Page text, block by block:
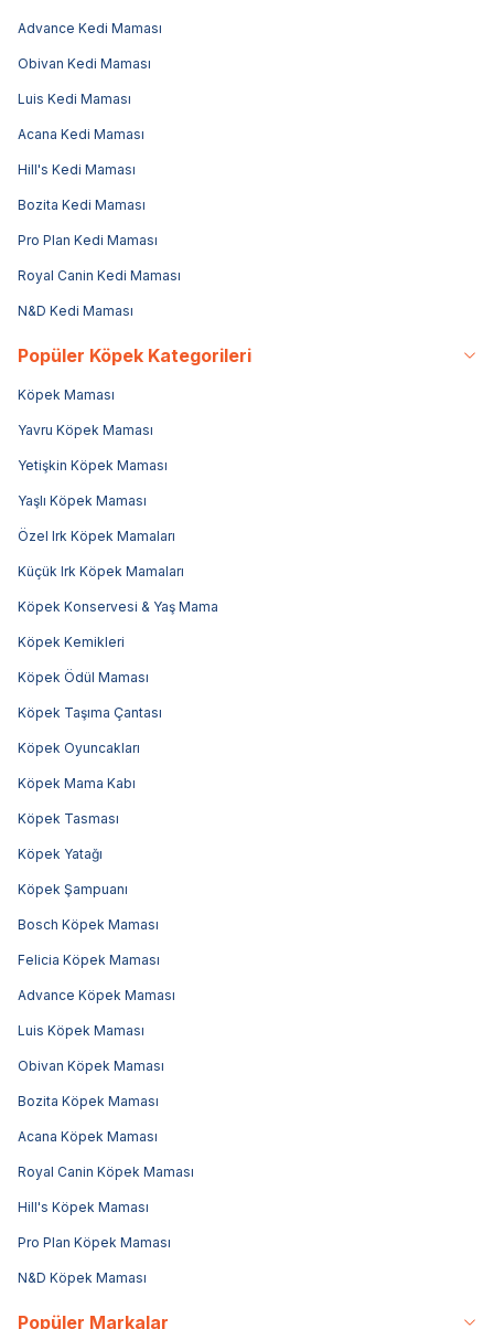
Advance Kedi Maması
Obivan Kedi Maması
Luis Kedi Maması
Acana Kedi Maması
Hill's Kedi Maması
Bozita Kedi Maması
Pro Plan Kedi Maması
Royal Canin Kedi Maması
N&D Kedi Maması
Popüler Köpek Kategorileri
Köpek Maması
Yavru Köpek Maması
Yetişkin Köpek Maması
Yaşlı Köpek Maması
Özel Irk Köpek Mamaları
Küçük Irk Köpek Mamaları
Köpek Konservesi & Yaş Mama
Köpek Kemikleri
Köpek Ödül Maması
Köpek Taşıma Çantası
Köpek Oyuncakları
Köpek Mama Kabı
Köpek Tasması
Köpek Yatağı
Köpek Şampuanı
Bosch Köpek Maması
Felicia Köpek Maması
Advance Köpek Maması
Luis Köpek Maması
Obivan Köpek Maması
Bozita Köpek Maması
Acana Köpek Maması
Royal Canin Köpek Maması
Hill's Köpek Maması
Pro Plan Köpek Maması
N&D Köpek Maması
Popüler Markalar